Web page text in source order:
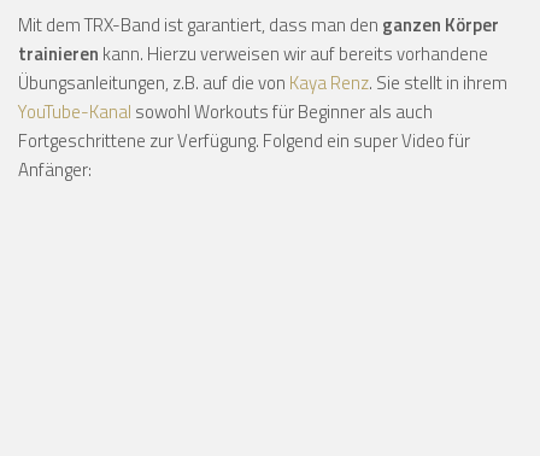
Mit dem TRX-Band ist garantiert, dass man den ganzen Körper
trainieren kann. Hierzu verweisen wir auf bereits vorhandene
Übungsanleitungen, z.B. auf die von Kaya Renz. Sie stellt in ihrem
YouTube-Kanal sowohl Workouts für Beginner als auch
Fortgeschrittene zur Verfügung. Folgend ein super Video für
Anfänger: